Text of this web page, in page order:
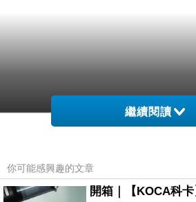
繼續閱讀
你可能感興趣的文章